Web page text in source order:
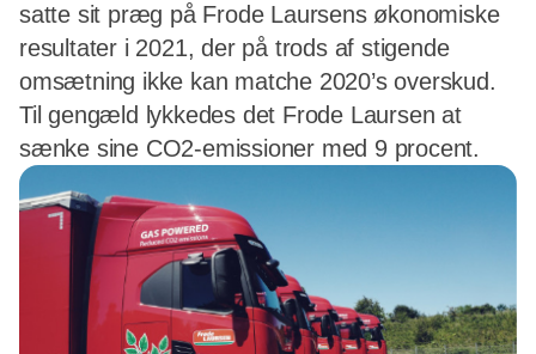
satte sit præg på Frode Laursens økonomiske
resultater i 2021, der på trods af stigende
omsætning ikke kan matche 2020’s overskud.
Til gengæld lykkedes det Frode Laursen at
sænke sine CO2-emissioner med 9 procent.